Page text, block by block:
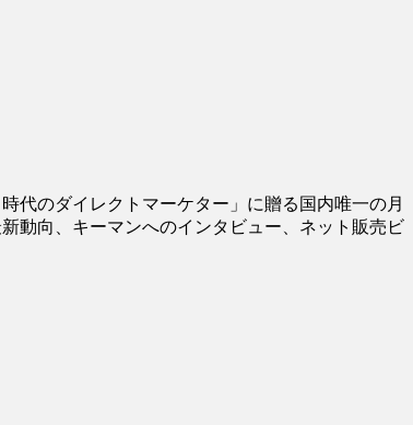
代のダイレクトマーケター」に贈る国内唯一の月
動向、キーマンへのインタビュー、ネット販売ビ